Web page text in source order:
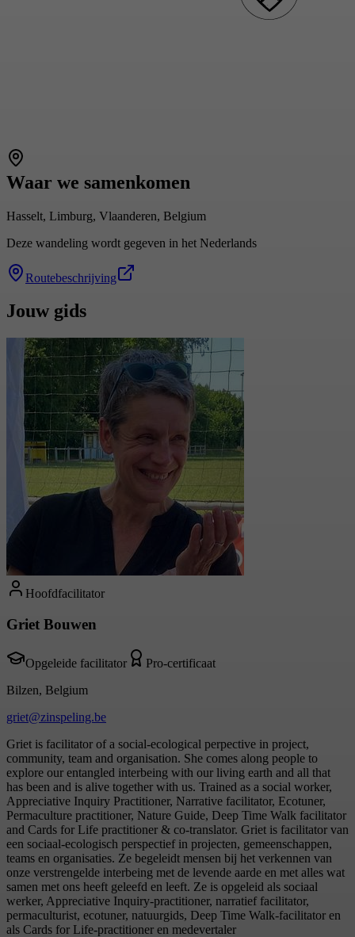
Waar we samenkomen
Hasselt, Limburg, Vlaanderen, Belgium
Deze wandeling wordt gegeven in het Nederlands
Routebeschrijving
Jouw gids
Hoofdfacilitator
Griet Bouwen
Opgeleide facilitator
Pro-certificaat
Bilzen, Belgium
griet@zinspeling.be
Griet is facilitator of a social-ecological perpective in project,
community, team and organisation. She comes along people to
explore our entangled interbeing with our living earth and all that
has been and is alive together with us. Trained as a social worker,
Appreciative Inquiry Practitioner, Narrative facilitator, Ecotuner,
Permaculture practitioner, Nature Guide, Deep Time Walk facilitator
and Cards for Life practitioner & co-translator. Griet is facilitator van
een sociaal‑ecologisch perspectief in projecten, gemeenschappen,
teams en organisaties. Ze begeleidt mensen bij het verkennen van
onze verstrengelde interbeing met de levende aarde en met alles wat
samen met ons heeft geleefd en leeft. Ze is opgeleid als sociaal
werker, Appreciative Inquiry‑practitioner, narratief facilitator,
permaculturist, ecotuner, natuurgids, Deep Time Walk‑facilitator en
als Cards for Life‑practitioner en medevertaler